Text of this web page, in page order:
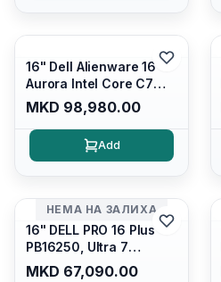
16" Dell Alienware 16
Aurora Intel Core C7
240H /16GB RAM DDR5
5600mhz/ 1TB SSD M.2
Nvme/rtx4050 6GB/
Wqxga(2560x1600)
Win 11 Home/
MKD 98,980.00
Add
НЕМА НА ЗАЛИХА
16" DELL PRO 16 Plus
PB16250, Ultra 7
265U/16GB RAM (1x
MKD 67,090.00